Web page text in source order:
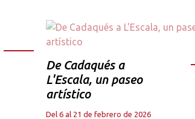
De Cadaqués a
L'Escala, un paseo
artístico
Del 6 al 21 de febrero de 2026